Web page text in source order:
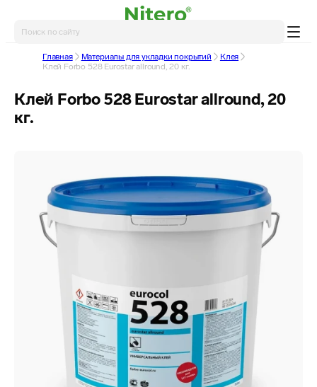
Главная Материалы для укладки покрытий
Клея
Клей Forbo 528 Eurostar allround, 20 кг.
Клей Forbo 528 Eurostar allround, 20
кг.